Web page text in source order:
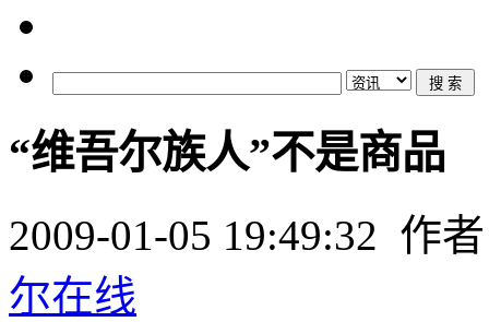
“维吾尔族人”不是商品
2009-01-05 19:49:32 作
尔在线